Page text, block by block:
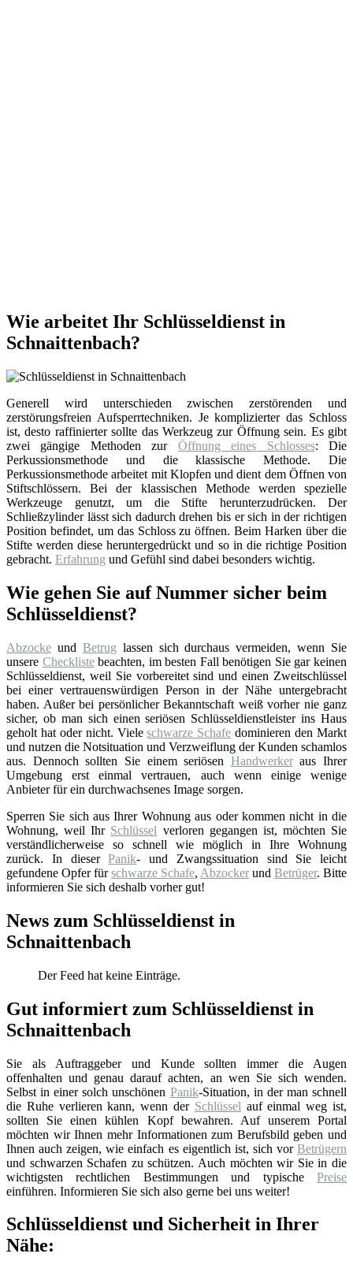
Wie arbeitet Ihr Schlüsseldienst in
Schnaittenbach?
Generell wird unterschieden zwischen zerstörenden und
zerstörungsfreien Aufsperrtechniken. Je komplizierter das Schloss
ist, desto raffinierter sollte das Werkzeug zur Öffnung sein. Es gibt
zwei gängige Methoden zur Öffnung eines Schlosses: Die
Perkussionsmethode und die klassische Methode. Die
Perkussionsmethode arbeitet mit Klopfen und dient dem Öffnen von
Stiftschlössern. Bei der klassischen Methode werden spezielle
Werkzeuge genutzt, um die Stifte herunterzudrücken. Der
Schließzylinder lässt sich dadurch drehen bis er sich in der richtigen
Position befindet, um das Schloss zu öffnen. Beim Harken über die
Stifte werden diese heruntergedrückt und so in die richtige Position
gebracht. Erfahrung und Gefühl sind dabei besonders wichtig.
Wie gehen Sie auf Nummer sicher beim
Schlüsseldienst?
Abzocke und Betrug lassen sich durchaus vermeiden, wenn Sie
unsere Checklistebeachten, im besten Fall benötigen Sie gar keinen
Schlüsseldienst, weil Sie vorbereitet sind und einen Zweitschlüssel
bei einer vertrauenswürdigen Person in der Nähe untergebracht
haben. Außer bei persönlicher Bekanntschaft weiß vorher nie ganz
sicher, ob man sich einen seriösen Schlüsseldienstleister ins Haus
geholt hat oder nicht. Vieleschwarze Schafe dominieren den Markt
und nutzen die Notsituation und Verzweiflung der Kunden schamlos
aus. Dennoch sollten Sie einem seriösen Handwerkeraus Ihrer
Umgebung erst einmal vertrauen, auch wenn einige wenige
Anbieter für ein durchwachsenes Image sorgen.
Sperren Sie sich aus Ihrer Wohnung aus oder kommen nicht in die
Wohnung, weil Ihr Schlüssel verloren gegangen ist, möchten Sie
verständlicherweise so schnell wie möglich in Ihre Wohnung
zurück. In dieserPanik- und Zwangssituation sind Sie leicht
gefundene Opfer fürschwarze Schafe, Abzocker und Betrüger. Bitte
informieren Sie sich deshalb vorher gut!
News zum Schlüsseldienst in
Schnaittenbach
Der Feed hat keine Einträge.
Gut informiert zum Schlüsseldienst in
Schnaittenbach
Sie als Auftraggeber und Kunde sollten immer die Augen
offenhalten und genau darauf achten, an wen Sie sich wenden.
Selbst in einer solch unschönen Panik-Situation, in der man schnell
die Ruhe verlieren kann, wenn der Schlüssel auf einmal weg ist,
sollten Sie einen kühlen Kopf bewahren. Auf unserem Portal
möchten wir Ihnen mehr Informationen zum Berufsbild geben und
Ihnen auch zeigen, wie einfach es eigentlich ist, sich vor Betrügern
und schwarzen Schafen zu schützen. Auch möchten wir Sie in die
wichtigsten rechtlichen Bestimmungen und typische Preise
einführen. Informieren Sie sich also gerne bei uns weiter!
Schlüsseldienst und Sicherheit in Ihrer
Nähe: